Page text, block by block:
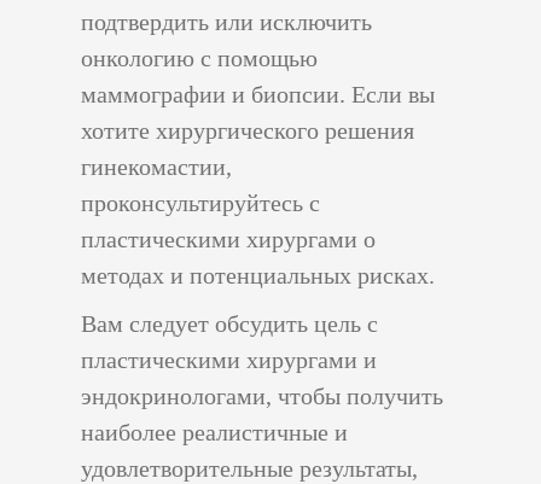
подтвердить или исключить
онкологию с помощью
маммографии и биопсии. Если вы
хотите хирургического решения
гинекомастии,
проконсультируйтесь с
пластическими хирургами о
методах и потенциальных рисках.
Вам следует обсудить цель с
пластическими хирургами и
эндокринологами, чтобы получить
наиболее реалистичные и
удовлетворительные результаты,